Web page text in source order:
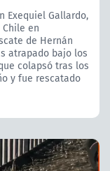
Exequiel Gallardo,
en
de Hernán
atrapado bajo los
colapsó tras los
y fue rescatado